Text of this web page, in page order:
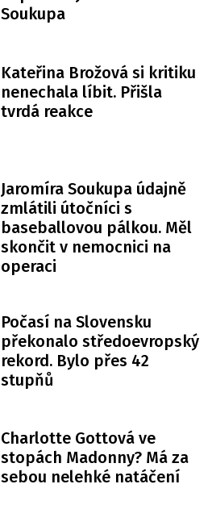
Soukupa
Kateřina Brožová si kritiku
nenechala líbit. Přišla
tvrdá reakce
Jaromíra Soukupa údajně
zmlátili útočníci s
baseballovou pálkou. Měl
skončit v nemocnici na
operaci
Počasí na Slovensku
překonalo středoevropský
rekord. Bylo přes 42
stupňů
Charlotte Gottová ve
stopách Madonny? Má za
sebou nelehké natáčení